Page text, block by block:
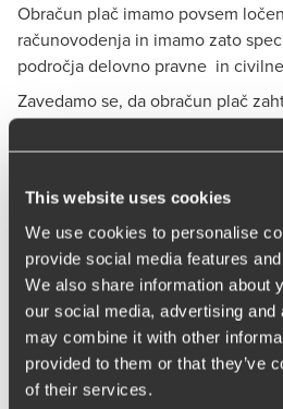
This website uses cookies
We use cookies to personalise
provide social media features
We also share information about
our social media, advertising
may combine it with other
provided to them or that they’ve
of their services.
Obračun plač imamo povsem
računovodenja in imamo zato
področja delovno pravne in
Zavedamo se, da obračun plač
natančnosti in veliko strokovnega
produkt obračuna, plačilna lista,
Pridobljene osebne podatke
in sicer v času trajanja
izteku.
Poleg osnovnega obračuna plač in
obveznega poročanja pristojnim
vam nudimo naslednje storitve:
obračun Podjemih pogodb,